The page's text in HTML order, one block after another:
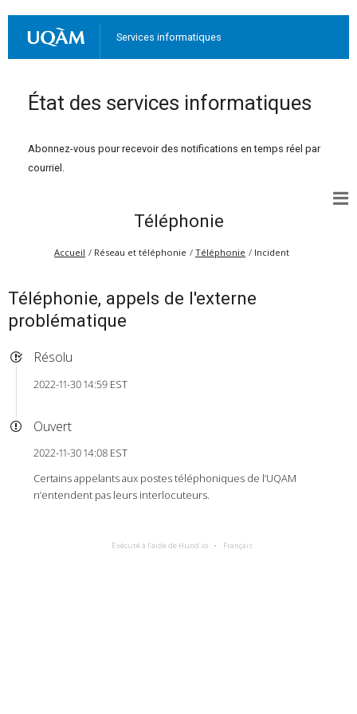
Services informatiques
État des services informatiques
Abonnez-vous pour recevoir des notifications en temps réel par
courriel.
Téléphonie
Accueil Réseau et téléphonie Téléphonie Incident
Téléphonie, appels de l'externe
problématique
Résolu
2022-11-30 14:59 EST
Ouvert
2022-11-30 14:08 EST
Certains appelants aux postes téléphoniques de l’UQAM
n’entendent pas leurs interlocuteurs.
Exécuté à l’aide de Hund.io Français